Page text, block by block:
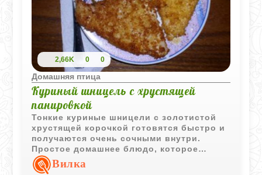
2,66K 0 0
Домашняя птица
Куриный шницель с хрустящей
панировкой
Тонкие куриные шницели с золотистой
хрустящей корочкой готовятся быстро и
получаются очень сочными внутри.
Простое домашнее блюдо, которое
одинаково хорошо подходит и для
семейного ужина, и для горячего
Вилка